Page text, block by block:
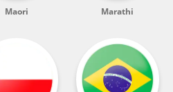
Maori Marathi